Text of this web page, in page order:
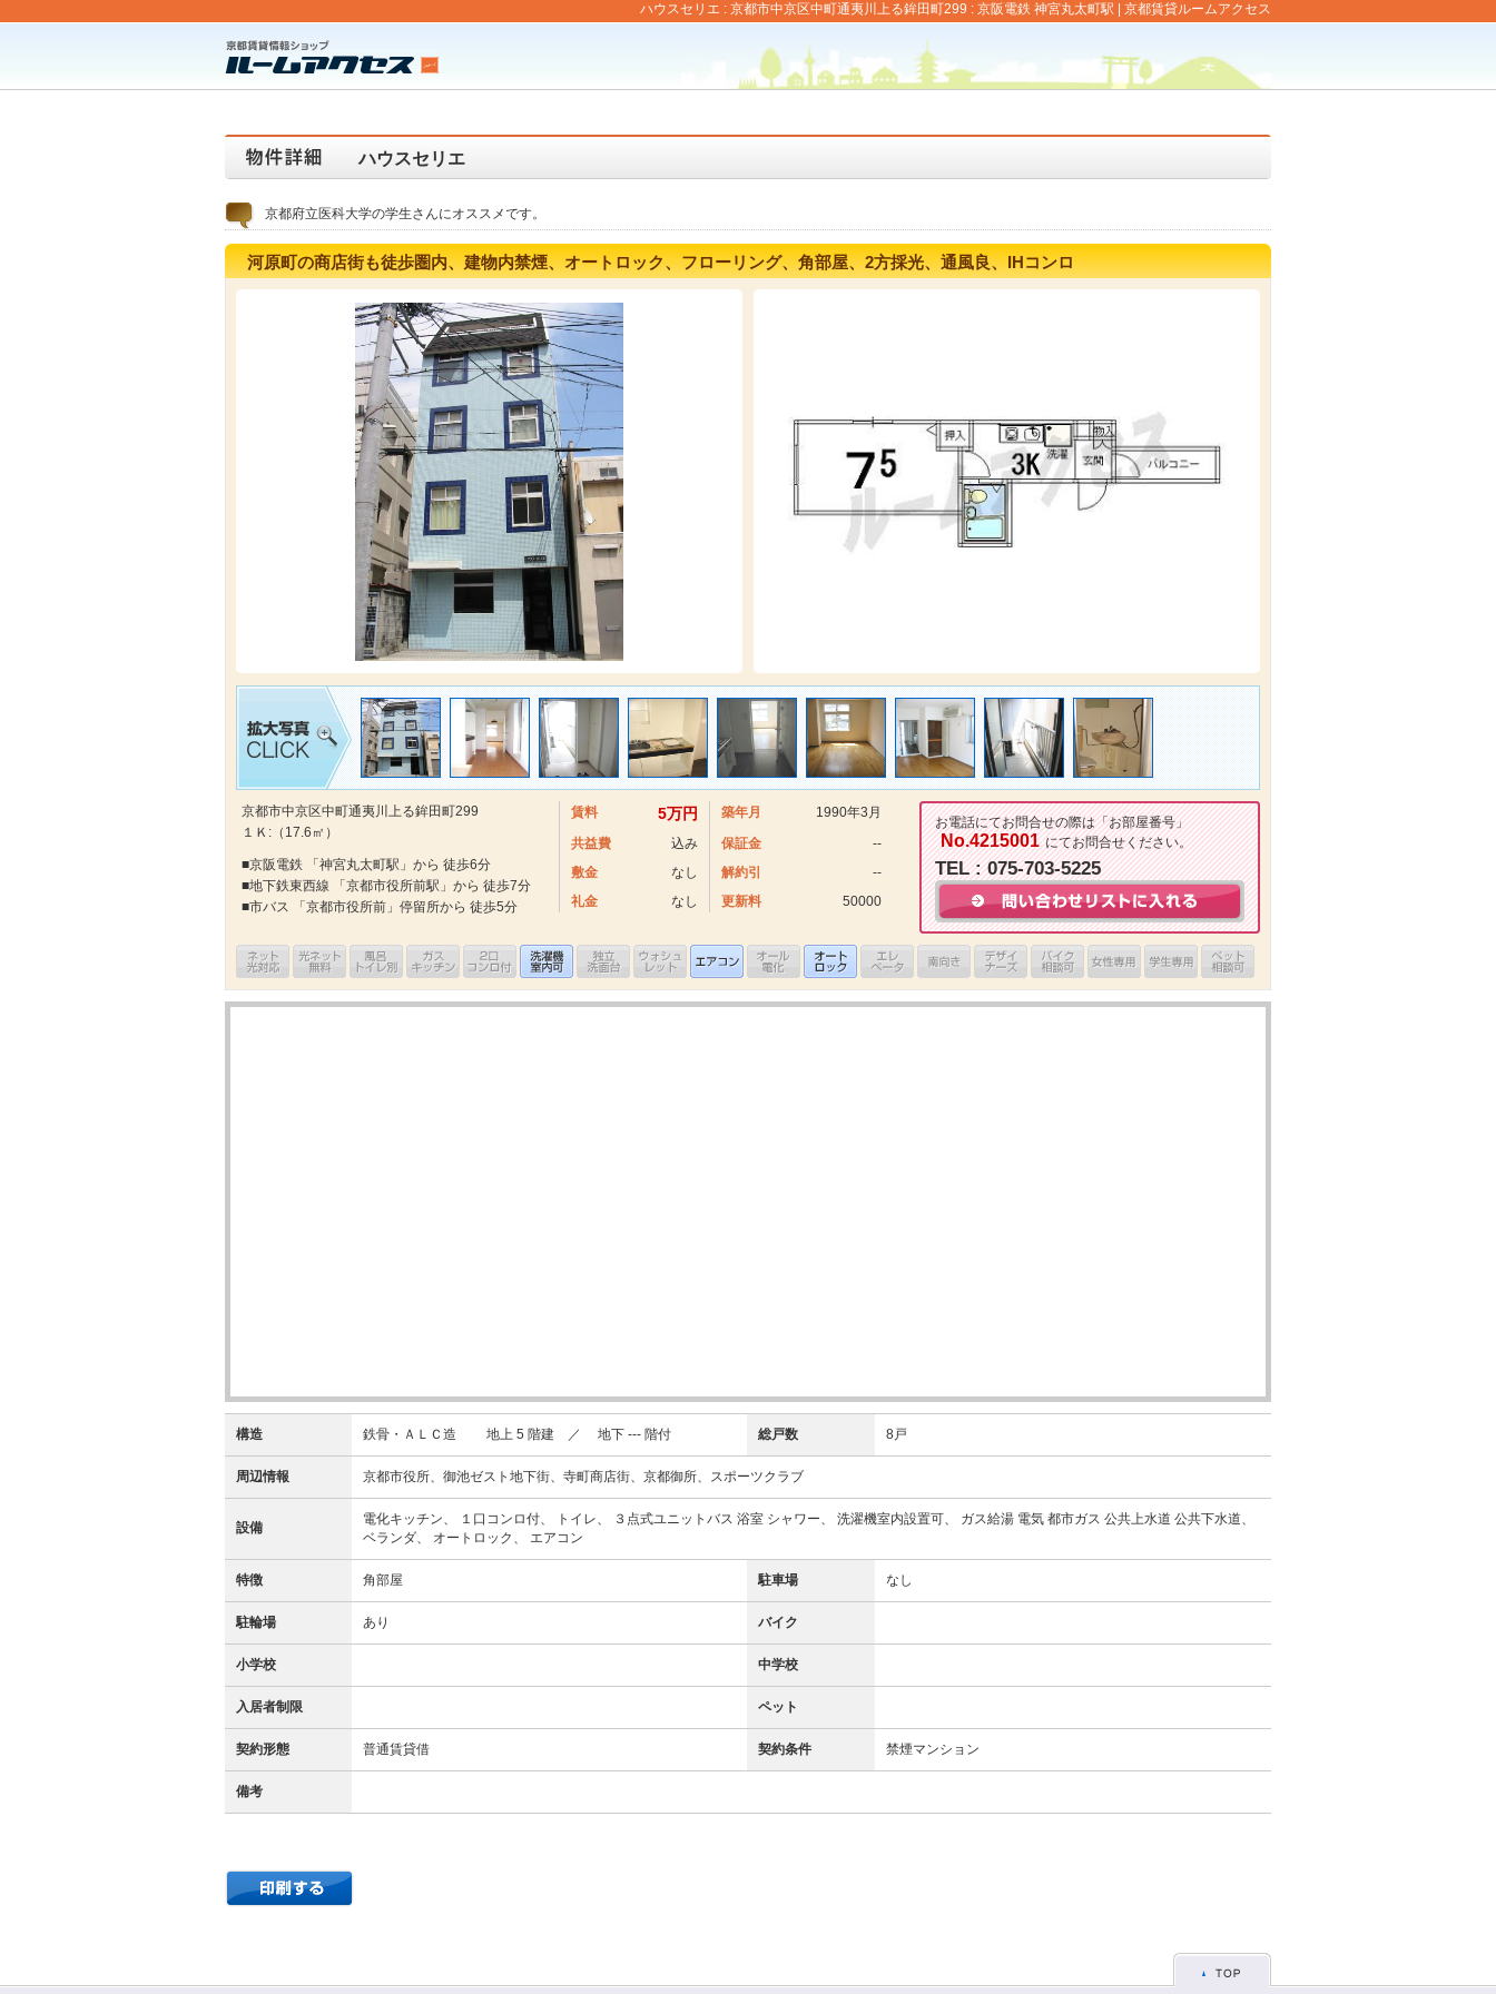
ハウスセリエ : 京都市中京区中町通夷川上る鉾田町299 : 京阪電鉄 神宮丸太町駅 | 京都賃貸ルームアクセス
ハウスセリエ
京都府立医科大学の学生さんにオススメです。
河原町の商店街も徒歩圏内、建物内禁煙、オートロック、フローリング、角部屋、2方採光、通風良、IHコンロ
京都市中京区中町通夷川上る鉾田町299
１Ｋ:（17.6㎡）
■京阪電鉄 「神宮丸太町駅」から 徒歩6分
■地下鉄東西線 「京都市役所前駅」から 徒歩7分
■市バス 「京都市役所前」停留所から 徒歩5分
賃料 5万円 築年月
1990年3月
共益費
込み 保証金
--
敷金
なし 解約引
--
礼金
なし 更新料 50000
お電話にてお問合せの際は「お部屋番号」
No.4215001 にてお問合せください。
TEL : 075-703-5225
構造 鉄骨・ＡＬＣ造 地上 5 階建 ／ 地下 --- 階付 総戸数 8戸
周辺情報 京都市役所、御池ゼスト地下街、寺町商店街、京都御所、スポーツクラブ
設備
電化キッチン、 １口コンロ付、 トイレ、 ３点式ユニットバス 浴室 シャワー、 洗濯機室内設置可、 ガス給湯 電気 都市ガス 公共上水道 公共下水道、
ベランダ、 オートロック、 エアコン
特徴 角部屋 駐車場 なし
駐輪場 あり バイク
小学校 中学校
入居者制限 ペット
契約形態 普通賃貸借 契約条件 禁煙マンション
備考